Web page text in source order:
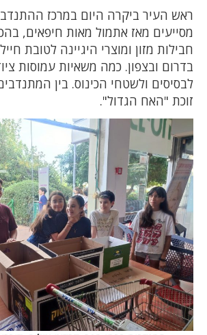
ראש העיר ביקרה היום במרכז
מסייעים מאז אתמול מאות חיפאים,
חבילות מזון ומוצרי היגיינה לטובת
בדרום ובצפון. כמה משאיות עמוסות
לבסיסים ולשטחי הכינוס. בין
זוכת "האח הגדול".